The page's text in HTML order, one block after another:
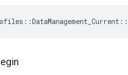
::DataManagement_Current ::